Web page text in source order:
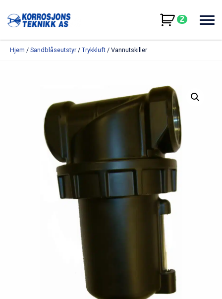
2
Hjem / Sandblåseutstyr/ Trykkluft / Vannutskiller